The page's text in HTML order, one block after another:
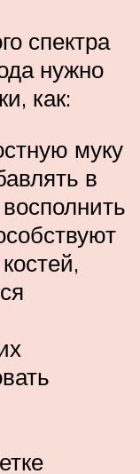
спектра
нужно
как:
муку
в